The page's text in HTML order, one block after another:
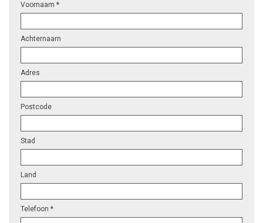
Voornaam *
Achternaam
Adres
Postcode
Stad
Land
Telefoon *